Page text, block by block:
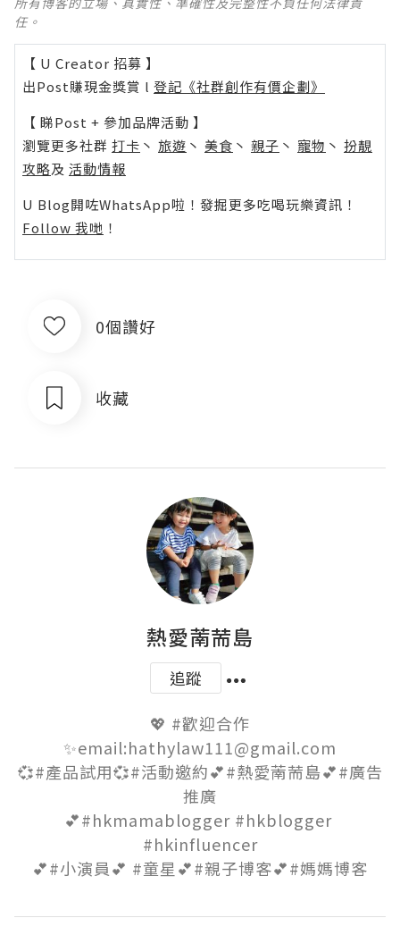
任。
【 U Creator 招募 】
出Post賺現金獎賞 l 登記《社群創作有價企劃》
【 睇Post + 參加品牌活動 】
瀏覽更多社群 打卡 丶 旅遊 丶 美食 丶 親子 丶 寵物 丶 扮靚
攻略及 活動情報
U Blog開咗WhatsApp啦！發掘更多吃喝玩樂資訊！
Follow 我哋 ！
0個讚好
收藏
熱愛萳荋島
追蹤
💖 #歡迎合作
✨email:hathylaw111@gmail.com
💞#產品試用💞#活動邀約💕#熱愛萳荋島💕#廣告
推廣
💕#hkmamablogger #hkblogger
#hkinfluencer
💕#小演員💕 #童星💕#親子博客💕#媽媽博客